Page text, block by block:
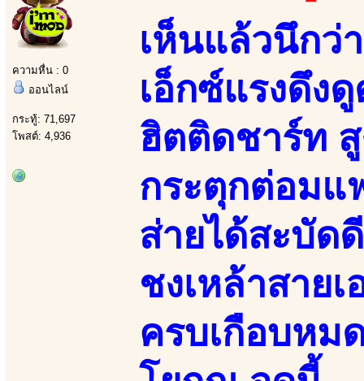
ความหื่น : 0
ออนไลน์
กระทู้: 71,697
โพสต์: 4,936
เห็นแล้วนึกว่
เอ็กซ์แรงดึง
ฮิตติดชาร์ท
กระตุกต่อมแ
ส่ายได้สะบัด
ชงเหล้าสาย
ครบเกือบหม